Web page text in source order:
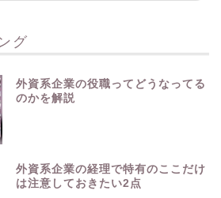
グ
外資系企業の役職ってどうなってる
のかを解説
外資系企業の経理で特有のここだけ
は注意しておきたい2点